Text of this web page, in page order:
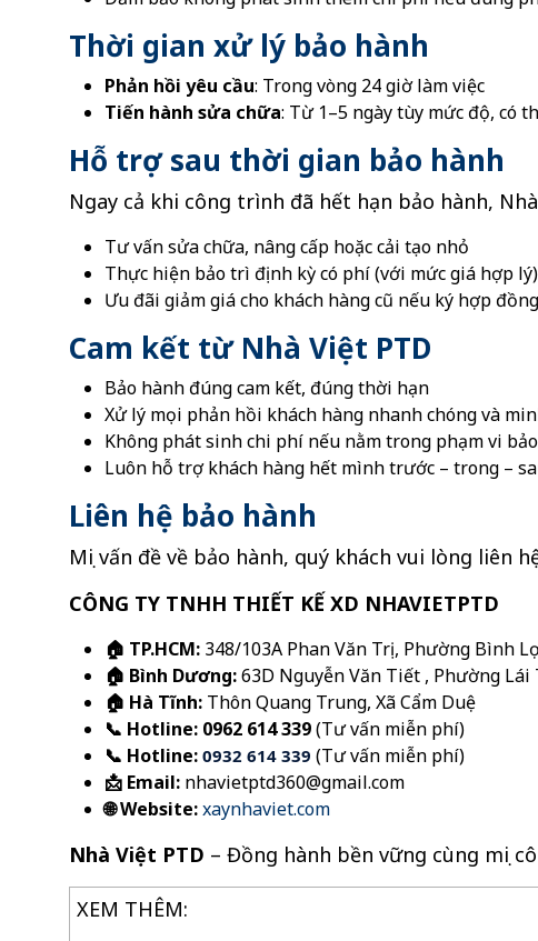
Thời gian xử lý bảo hành
Phản hồi yêu cầu: Trong vòng 24 giờ làm việc
Tiến hành sửa chữa: Từ 1–5 ngày tùy mức độ, có
Hỗ trợ sau thời gian bảo hành
Ngay cả khi công trình đã hết hạn bảo hành,
Tư vấn sửa chữa, nâng cấp hoặc cải tạo nhỏ
Thực hiện bảo trì định kỳ có phí (với mức giá hợp lý)
Ưu đãi giảm giá cho khách hàng cũ nếu ký hợp
Cam kết từ Nhà Việt PTD
Bảo hành đúng cam kết, đúng thời hạn
Xử lý mọi phản hồi khách hàng nhanh chóng và
Không phát sinh chi phí nếu nằm trong phạm vi
Luôn hỗ trợ khách hàng hết mình trước – trong –
Liên hệ bảo hành
Mọi vấn đề về bảo hành, quý khách vui lòng liên
CÔNG TY TNHH THIẾT KẾ XD NHAVIETPTD
🏠 TP.HCM: 348/103A Phan Văn Trị, Phường Bình
🏠 Bình Dương:63D Nguyễn Văn Tiết , Phường Lái
🏠 Hà Tĩnh: Thôn Quang Trung, Xã Cẩm Duệ
📞 Hotline: 0962 614 339(Tư vấn miễn phí)
📞 Hotline: 0932 614 339 (Tư vấn miễn phí)
📩 Email: nhavietptd360@gmail.com
🌐 Website:xaynhaviet.com
Nhà Việt PTD – Đồng hành bền vững cùng mọi
XEM THÊM: